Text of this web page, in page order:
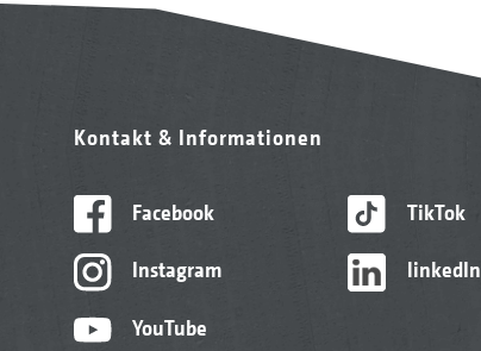
Kontakt & Informationen
Facebook
Instagram
YouTube
TikTok
linkedIn